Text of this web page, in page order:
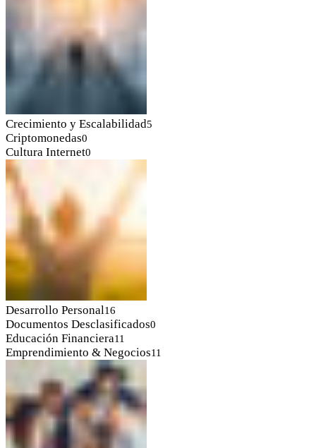
Crecimiento y Escalabilidad5
Criptomonedas0
Cultura Internet0
Desarrollo Personal16
Documentos Desclasificados0
Educación Financiera11
Emprendimiento & Negocios11